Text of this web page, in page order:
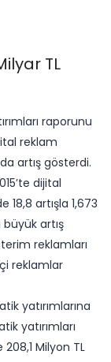
TL
raporunu
reklam
artış gösterdi.
dijital
18,8 artışla 1,673
büyük artış
reklamları
reklamlar
yatırımlarına
yatırımları
208,1 Milyon TL